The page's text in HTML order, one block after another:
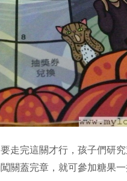
走完這關才行，孩子們研
關蓋完章，就可參加糖果一